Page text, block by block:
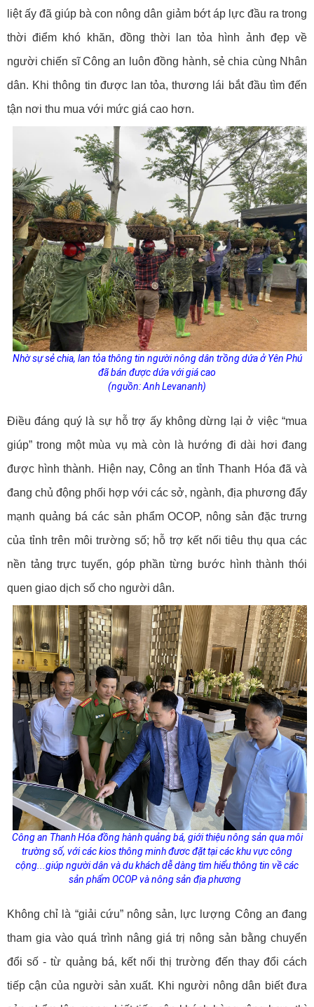
liệt ấy đã giúp bà con nông dân giảm bớt áp lực đầu ra trong
thời điểm khó khăn, đồng thời lan tỏa hình ảnh đẹp về
người chiến sĩ Công an luôn đồng hành, sẻ chia cùng Nhân
dân. Khi thông tin được lan tỏa, thương lái bắt đầu tìm đến
tận nơi thu mua với mức giá cao hơn.
Nhờ sự sẻ chia, lan tỏa thông tin người nông dân trồng dứa ở Yên Phú
đã bán được dứa với giá cao
(nguồn: Anh Levananh)
Điều đáng quý là sự hỗ trợ ấy không dừng lại ở việc “mua
giúp” trong một mùa vụ mà còn là hướng đi dài hơi đang
được hình thành. Hiện nay, Công an tỉnh Thanh Hóa đã và
đang chủ động phối hợp với các sở, ngành, địa phương đẩy
mạnh quảng bá các sản phẩm OCOP, nông sản đặc trưng
của tỉnh trên môi trường số; hỗ trợ kết nối tiêu thụ qua các
nền tảng trực tuyến, góp phần từng bước hình thành thói
quen giao dịch số cho người dân.
Công an Thanh Hóa đồng hành quảng bá, giới thiệu nông sản qua môi
trường số, với các kios thông minh đươc đặt tại các khu vực công
cộng... giúp người dân và du khách dễ dàng tìm hiểu thông tin về các
sản phẩm OCOP và nông sản địa phương
Không chỉ là “giải cứu” nông sản, lực lượng Công an đang
tham gia vào quá trình nâng giá trị nông sản bằng chuyển
đổi số - từ quảng bá, kết nối thị trường đến thay đổi cách
tiếp cận của người sản xuất. Khi người nông dân biết đưa